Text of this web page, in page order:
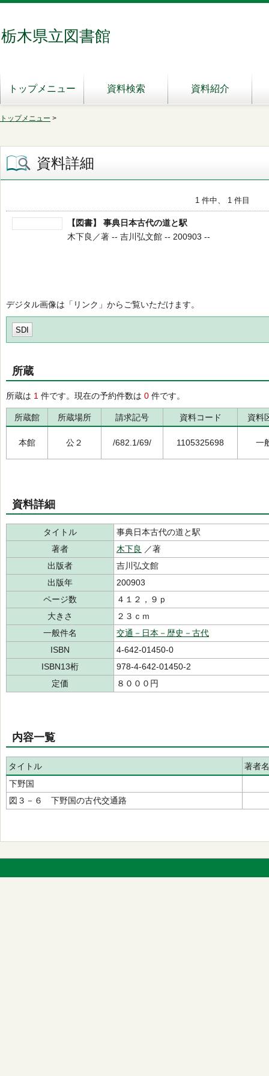
栃木県立図書館
トップメニュー 資料検索 資料紹介
トップメニュー >
資料詳細
1 件中、 1 件目
【図書】 事典日本古代の道と駅
木下良／著 -- 吉川弘文館 -- 200903 --
デジタル画像は「リンク」からご覧いただけます。
SDI
所蔵
所蔵は 1 件です。現在の予約件数は 0 件です。
所蔵館 所蔵場所 請求記号 資料コード 資料
本館 公２ /682.1/69/ 1105325698 一
資料詳細
タイトル
事典日本古代の道と駅
著者
木下良 ／著
出版者
吉川弘文館
出版年
200903
ページ数
４１２，９ｐ
大きさ
２３ｃｍ
一般件名
交通－日本－歴史－古代
ISBN
4-642-01450-0
ISBN13桁
978-4-642-01450-2
定価
８０００円
内容一覧
タイトル
著者名
下野国
図３－６ 下野国の古代交通路